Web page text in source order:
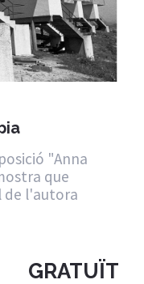
"Anna
que
de l'autora
GRATUÏT